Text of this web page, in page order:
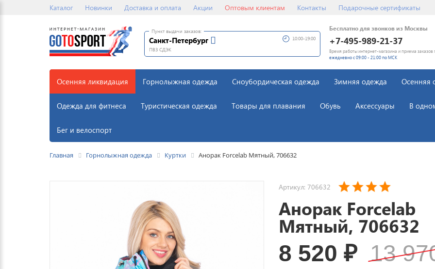
Каталог Новинки Доставка и оплата Акции Оптовым клиентам Контакты Подарочные сертификаты
Пункт выдачи заказов:
Санкт-Петербург
ПВЗ СДЭК
10:00-19:00
Бесплатно для звонков из Москвы
+7-495-989-21-37
Время работы интернет-магазина и приема заказов
ежедневно с 09:00 - 21:00 по МСК
Осенняя ликвидация Горнолыжная одежда Сноубордическая одежда Зимняя одежда Осенняя
Одежда для фитнеса Туристическая одежда Товары для плавания Обувь Аксессуары В
Бег и велоспорт
Главная Горнолыжная одежда Куртки Анорак Forcelab Мятный, 706632
Артикул: 706632
Анорак Forcelab
Мятный, 706632
8 520₽ 13